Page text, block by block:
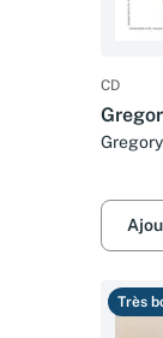
CD
Très